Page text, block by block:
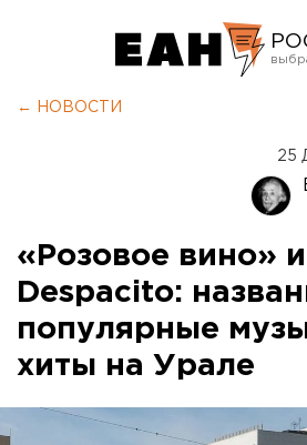
← НОВОСТИ
25
«Розовое вино» и
Despacito:
популярные
хиты на Урале